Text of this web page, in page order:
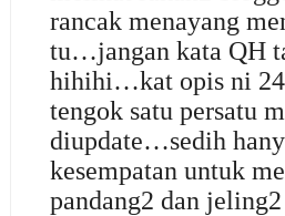
rancak menayang
tu…jangan kata QH
hihihi…kat opis ni
tengok satu persatu
diupdate…sedih
kesempatan untuk
pandang2 dan